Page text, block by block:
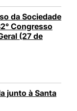
da Sociedade
Congresso
(27 de
junto à Santa